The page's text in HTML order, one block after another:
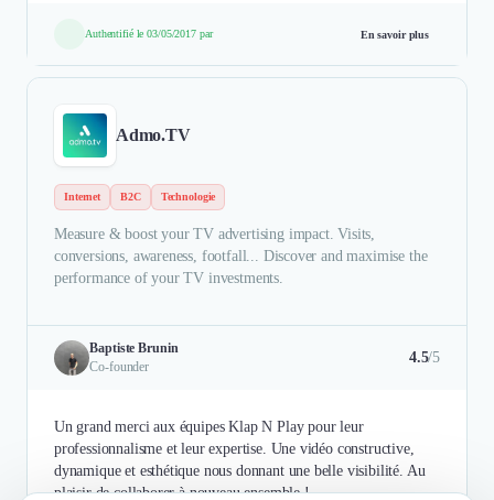
Authentifié le 03/05/2017 par En savoir plus
Admo.TV
Internet B2C Technologie
Measure & boost your TV advertising impact. Visits,
conversions, awareness, footfall... Discover and maximise the
performance of your TV investments.
Baptiste Brunin
Co-founder
4.5/5
Un grand merci aux équipes Klap N Play pour leur
professionnalisme et leur expertise. Une vidéo constructive,
dynamique et esthétique nous donnant une belle visibilité. Au
plaisir de collaborer à nouveau ensemble !